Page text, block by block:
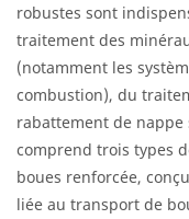
robustes sont
traitement des
(notamment les
combustion), du
rabattement de nappe
comprend trois types
boues renforcée,
liée au transport de